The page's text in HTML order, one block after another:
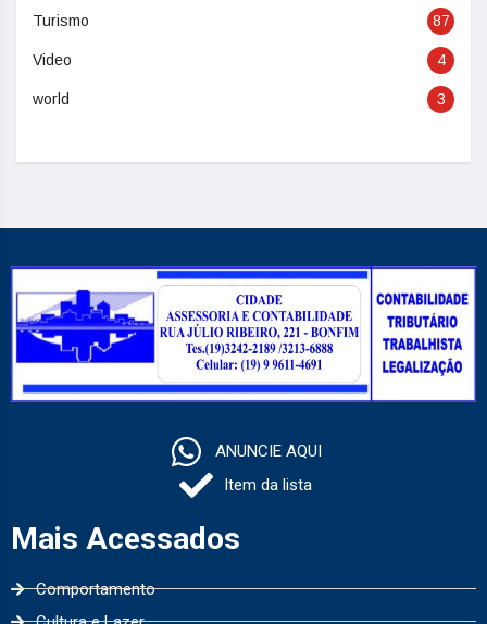
Turismo 87
Video 4
world 3
ANUNCIE AQUI
Item da lista
Mais Acessados
Comportamento